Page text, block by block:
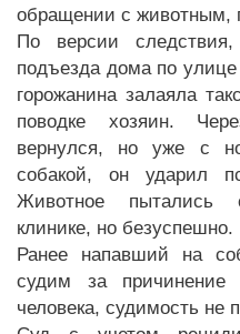
обращении с животным,
По версии
подъезда дома по улице
горожанина залаяла
поводке хозяин.
вернулся, но уже с
собакой, он ударил
Животное пытались
клинике, но безуспешно.
Ранее напавший на
судим за причинение
человека, судимость не